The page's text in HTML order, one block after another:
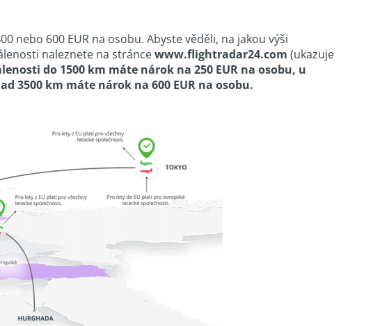
nebo 600 EUR na osobu. Abyste věděli, na jakou výši
naleznete na stráncewww.flightradar24.com (ukazuje
do 1500 km máte nárok na 250 EUR na osobu, u
3500 km máte nárok na 600 EUR na osobu.